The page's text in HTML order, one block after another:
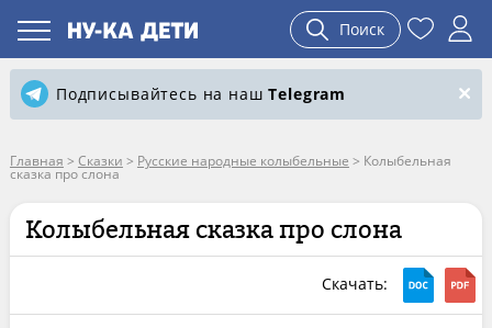
Поиск
Подписывайтесь на нашTelegram
Главная > Сказки > Русские народные колыбельные > Колыбельная
сказка про слона
Колыбельная сказка про слона
Скачать: